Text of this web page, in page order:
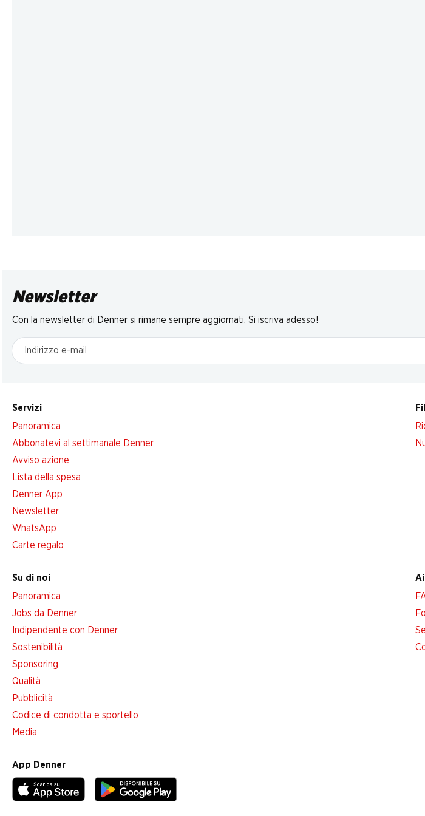
Newsletter
Con la newsletter di Denner si rimane sempre aggiornati. Si iscriva adesso!
Indirizzo e-mail
Servizi
Panoramica
Abbonatevi al settimanale Denner
Avviso azione
Lista della spesa
Denner App
Newsletter
WhatsApp
Carte regalo
Su di noi
Panoramica
Jobs da Denner
Indipendente con Denner
Sostenibilità
Sponsoring
Qualità
Pubblicità
Codice di condotta e sportello
Media
App Denner